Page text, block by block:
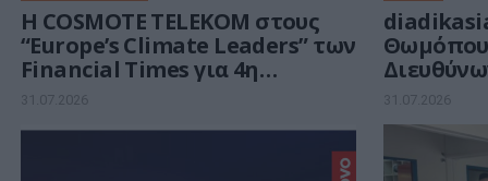
Η COSMOTE TELEKOM στους
“Europe’s Climate Leaders” των
Financial Times για 4η
συνεχόμενη χρονιά
31.07.2026 31.07.2026